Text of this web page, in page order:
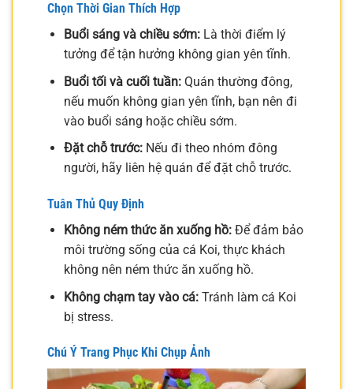
Chọn Thời Gian Thích Hợp
Buổi sáng và chiều sớm:Là thời điểm lý
tưởng để tận hưởng không gian yên tĩnh.
Buổi tối và cuối tuần:Quán thường đông,
nếu muốn không gian yên tĩnh, bạn nên đi
vào buổi sáng hoặc chiều sớm.
Đặt chỗ trước:Nếu đi theo nhóm đông
người, hãy liên hệ quán để đặt chỗ trước.
Tuân Thủ Quy Định
Không ném thức ăn xuống hồ:Để đảm bảo
môi trường sống của cá Koi, thực khách
không nên ném thức ăn xuống hồ.
Không chạm tay vào cá:Tránh làm cá Koi
bị stress.
Chú Ý Trang Phục Khi Chụp Ảnh